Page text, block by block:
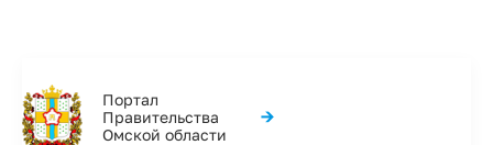
Портал
Правительства
Омской области
→